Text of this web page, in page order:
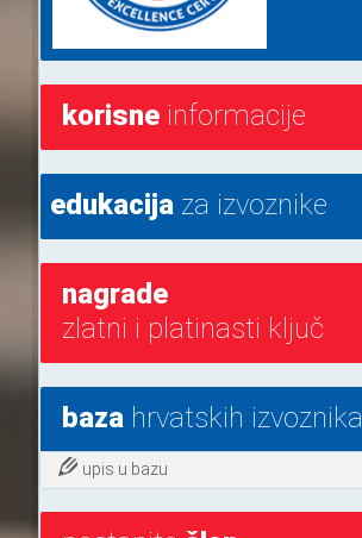
korisneinformacije
edukacijaza izvoznike
nagrade
zlatni i platinasti ključ
bazahrvatskih izvoznika
upis u bazu